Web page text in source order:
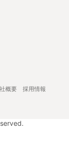
概要
採用情報